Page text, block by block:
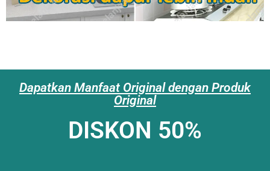
Dapatkan Manfaat Original dengan Produk
Original
DISKON 50%